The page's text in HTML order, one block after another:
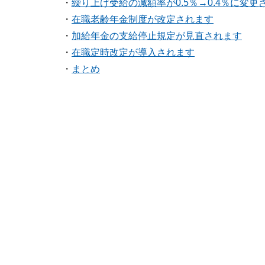
・ 繰り上げ受給の減額率が0.5％→0.4％に変更
・ 在職老齢年金制度が改定されます
・ 加給年金の支給停止規定が見直されます
・ 在職定時改定が導入されます
・ まとめ